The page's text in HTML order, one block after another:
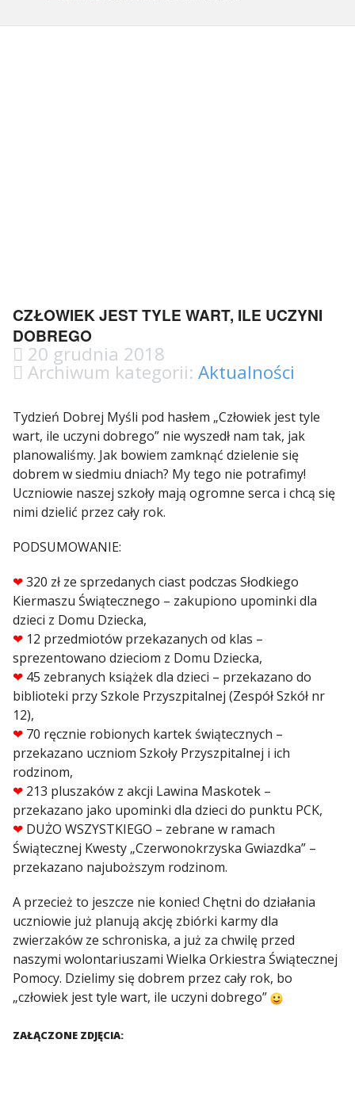
CZŁOWIEK JEST TYLE WART, ILE UCZYNI
DOBREGO
20 grudnia 2018
Archiwum kategorii: Aktualności
Tydzień Dobrej Myśli pod hasłem „Człowiek jest tyle
wart, ile uczyni dobrego” nie wyszedł nam tak, jak
planowaliśmy. Jak bowiem zamknąć dzielenie się
dobrem w siedmiu dniach? My tego nie potrafimy!
Uczniowie naszej szkoły mają ogromne serca i chcą się
nimi dzielić przez cały rok.
PODSUMOWANIE:
❤320 zł ze sprzedanych ciast podczas Słodkiego
Kiermaszu Świątecznego – zakupiono upominki dla
dzieci z Domu Dziecka,
❤ 12 przedmiotów przekazanych od klas –
sprezentowano dzieciom z Domu Dziecka,
❤ 45 zebranych książek dla dzieci – przekazano do
biblioteki przy Szkole Przyszpitalnej (Zespół Szkół nr
12),
❤ 70 ręcznie robionych kartek świątecznych –
przekazano uczniom Szkoły Przyszpitalnej i ich
rodzinom,
❤ 213 pluszaków z akcji Lawina Maskotek –
przekazano jako upominki dla dzieci do punktu PCK,
❤ DUŻO WSZYSTKIEGO – zebrane w ramach
Świątecznej Kwesty „Czerwonokrzyska Gwiazdka” –
przekazano najuboższym rodzinom.
A przecież to jeszcze nie koniec! Chętni do działania
uczniowie już planują akcję zbiórki karmy dla
zwierzaków ze schroniska, a już za chwilę przed
naszymi wolontariuszami Wielka Orkiestra Świątecznej
Pomocy. Dzielimy się dobrem przez cały rok, bo
„człowiek jest tyle wart, ile uczyni dobrego”
ZAŁĄCZONE ZDJĘCIA: